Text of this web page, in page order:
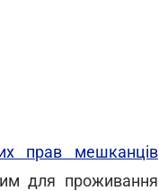
прав мешканців
для проживання